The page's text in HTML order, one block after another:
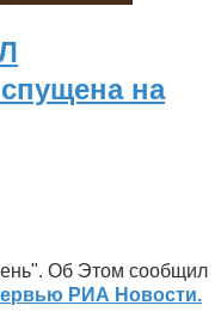
на
Об Этом сообщил
РИА Новости.